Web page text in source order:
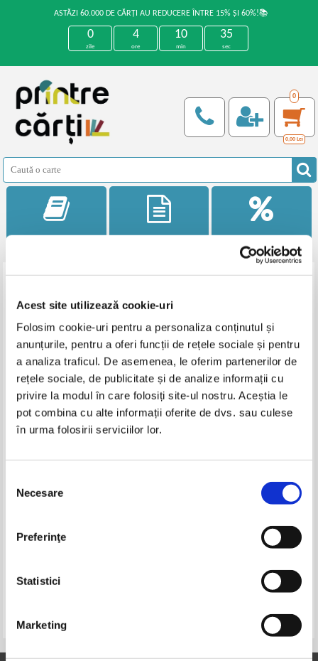
Acest site utilizează cookie-uri
Folosim cookie-uri pentru a personaliza conținutul și
anunțurile, pentru a oferi funcții de rețele sociale și pentru
a analiza traficul. De asemenea, le oferim partenerilor de
rețele sociale, de publicitate și de analize informații cu
privire la modul în care folosiți site-ul nostru. Aceștia le
pot combina cu alte informații oferite de dvs. sau culese
în urma folosirii serviciilor lor.
consimțământului
Necesare
Preferinţe
Statistici
Marketing
ASTĂZI 60.000 DE CĂRȚI AU REDUCERE ÎNTRE 15% ȘI 60%!📚
0
zile
4
ore
10
min
35
sec
0
0,00 Lei
Carti Editura Baude
difficultes grammaticales et
Pagina: 1